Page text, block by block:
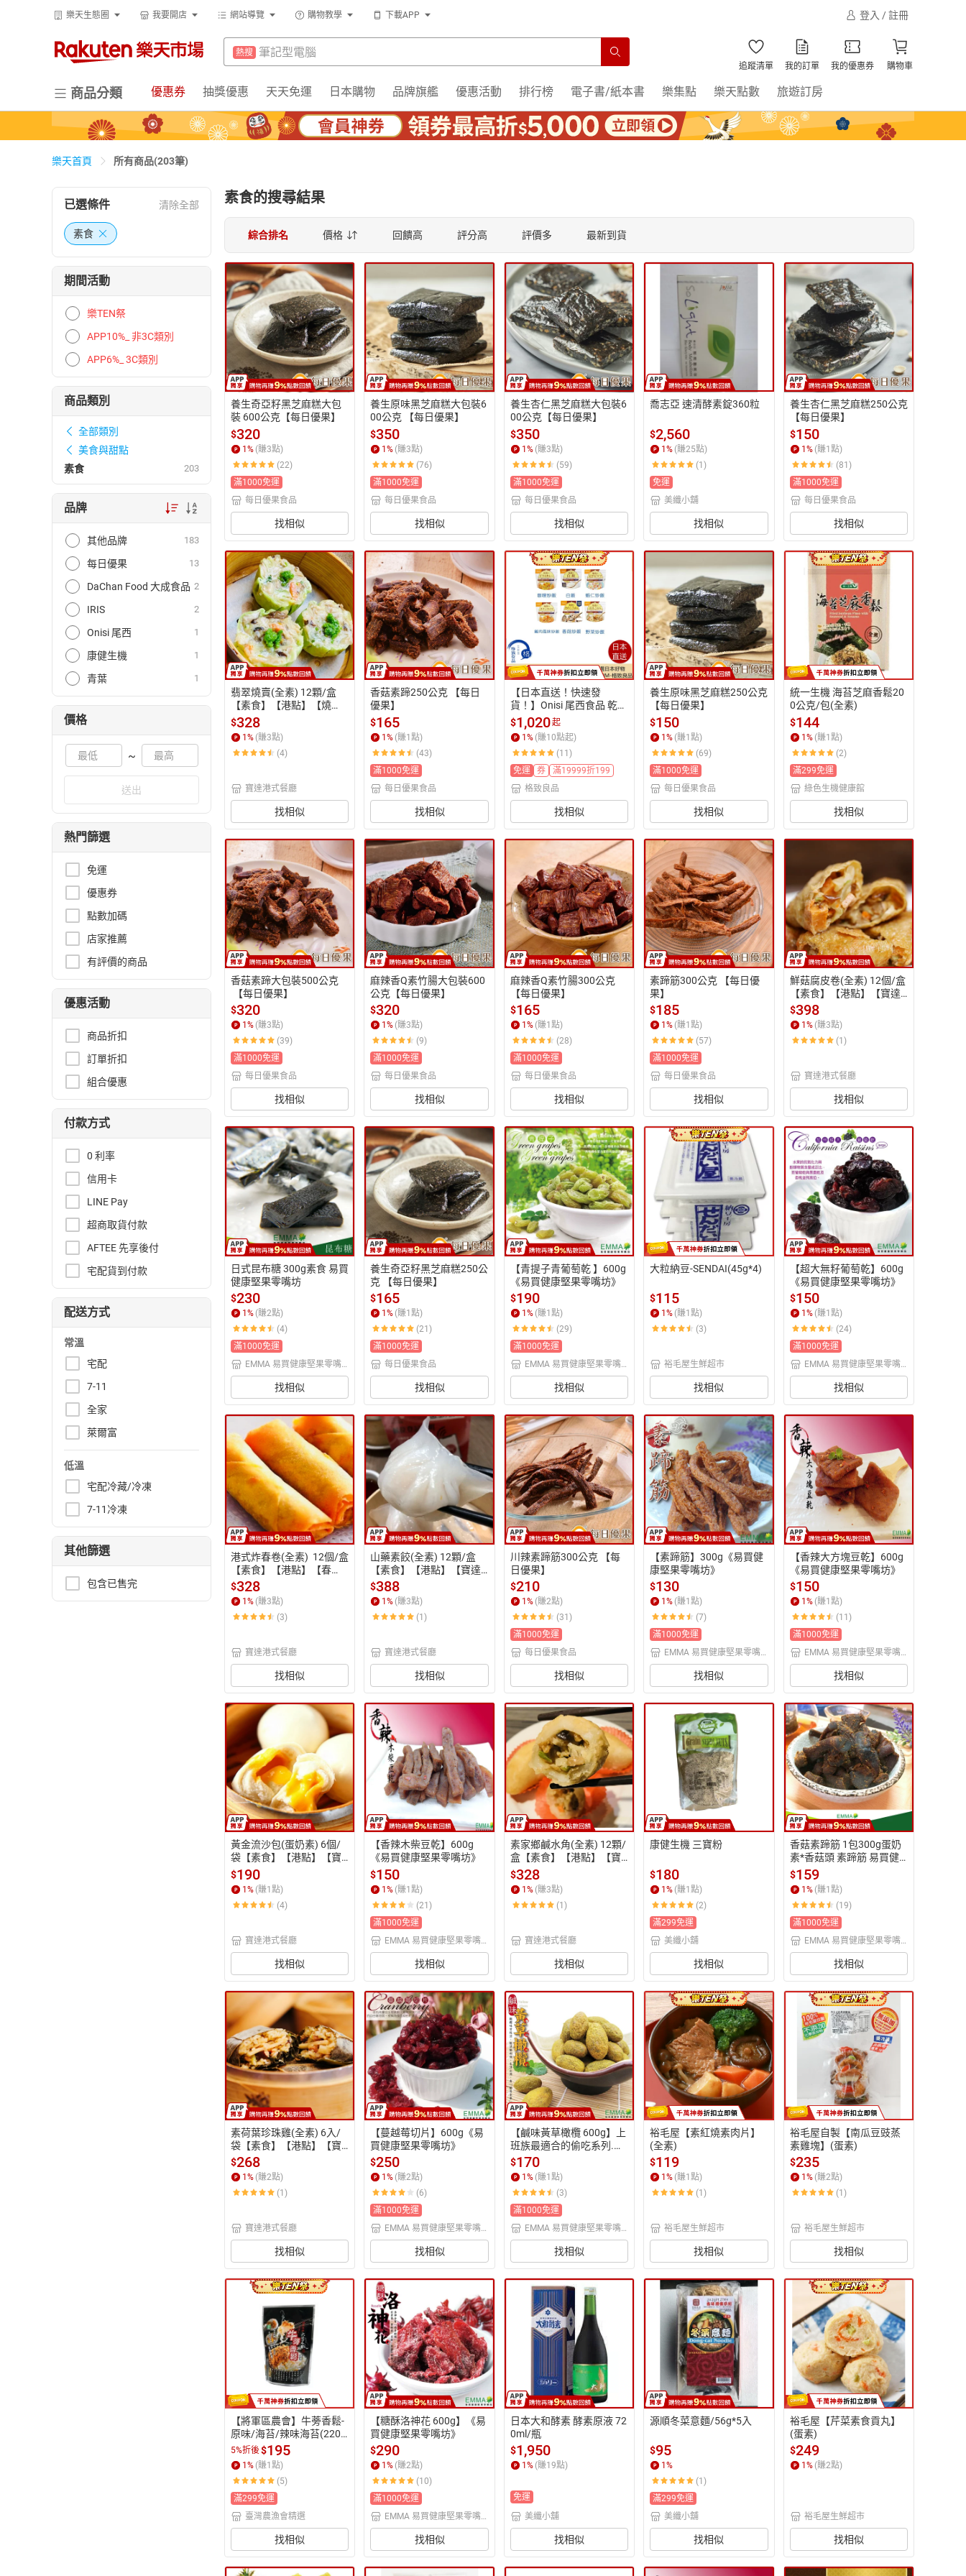
樂天生態圈 我要開店 網站導覽 購物教學 下載APP 登入 / 註冊
電動牙刷
熱搜 筆記型電腦
熱搜 抽7777點
熱搜 熱門飯店推薦
追蹤清單 我的訂單 我的優惠券 購物車
商品分類 優惠券 抽獎優惠 天天免運 日本購物 品牌旗艦 優惠活動 排行榜 電子書/紙本書 樂集點 樂天點數 旅遊訂房
熱搜 抽7777點
熱搜 熱門飯店推薦
樂天首頁 所有商品(203筆)
已選條件 清除全部
素食
期間活動
樂TEN祭
APP10%_ 非3C類別
APP6%_ 3C類別
商品類別
全部類別
美食與甜點
素食
203
品牌
其他品牌 183
每日優果 13
DaChan Food 大成食品 2
IRIS 2
Onisi 尾西 1
康健生機 1
青葉 1
價格
~
送出
熱門篩選
免運
優惠券
點數加碼
店家推薦
有評價的商品
優惠活動
商品折扣
訂單折扣
組合優惠
付款方式
0 利率
信用卡
LINE Pay
超商取貨付款
AFTEE 先享後付
宅配貨到付款
配送方式
常溫
宅配
7-11
全家
萊爾富
低溫
宅配冷藏/冷凍
7-11冷凍
其他篩選
包含已售完
素食的搜尋結果
綜合排名 價格 回饋高 評分高 評價多 最新到貨
養生奇亞籽黑芝麻糕大包
裝 600公克【每日優果】
$320
1% (賺3點)
(22)
滿1000免運
每日優果食品
找相似
養生原味黑芝麻糕大包裝6
00公克 【每日優果】
$350
1% (賺3點)
(76)
滿1000免運
每日優果食品
找相似
養生杏仁黑芝麻糕大包裝6
00公克【每日優果】
$350
1% (賺3點)
(59)
滿1000免運
每日優果食品
找相似
喬志亞 速清酵素錠360粒
$2,560
1% (賺25點)
(1)
免運
美纖小舖
找相似
養生杏仁黑芝麻糕250公克
【每日優果】
$150
1% (賺1點)
(81)
滿1000免運
每日優果食品
找相似
翡翠燒賣(全素) 12顆/盒
【素食】【港點】【燒
賣】【寶達蔬食餐廳】
【港式點心】
$328
1% (賺3點)
(4)
寶達港式餐廳
找相似
香菇素蹄250公克 【每日
優果】
$165
1% (賺1點)
(43)
滿1000免運
每日優果食品
找相似
【日本直送！快速發
貨！】Onisi 尾西食品 乾燥
飯 5年長期保存 即食飯 沖
泡米飯 登山露營 含稅空運
$1,020起
1% (賺10點起)
(11)
免運
券
滿19999折199
格致良品
找相似
養生原味黑芝麻糕250公克
【每日優果】
$150
1% (賺1點)
(69)
滿1000免運
每日優果食品
找相似
統一生機 海苔芝麻香鬆20
0公克/包(全素)
$144
1% (賺1點)
(2)
滿299免運
綠色生機健康館
找相似
香菇素蹄大包裝500公克
【每日優果】
$320
1 % (賺3點)
(39)
滿1000免運
每日優果食品
找相似
麻辣香Q素竹腸大包裝600
公克【每日優果】
$320
1% (賺3點)
(9)
滿1000免運
每日優果食品
找相似
麻辣香Q素竹腸300公克
【每日優果】
$165
1 % (賺1 點)
(28)
滿1000免運
每日優果食品
找相似
素蹄筋300公克 【每日優
果】
$185
1% (賺1點)
(57)
滿1000免運
每日優果食品
找相似
鮮菇腐皮卷(全素) 12個/盒
【素食】【港點】【寶達
蔬食餐廳】【港式點心】
$398
1 % (賺3點)
(1)
寶達港式餐廳
找相似
日式昆布糖 300g素食 易買
健康堅果零嘴坊
$230
1 % (賺2點)
(4)
滿1000免運
EMMA 易買健康堅果零嘴
坊
找相似
養生奇亞籽黑芝麻糕250公
克 【每日優果】
$165
1% (賺1點)
(21)
滿1000免運
每日優果食品
找相似
【青提子青葡萄乾 】600g
《易買健康堅果零嘴坊》
$190
1 % (賺1 點)
(29)
滿1000免運
EMMA 易買健康堅果零嘴
坊
找相似
大粒納豆-SENDAI(45g*4)
$115
1% (賺1點)
(3)
裕毛屋生鮮超市
找相似
【超大無籽葡萄乾】600g
《易買健康堅果零嘴坊》
$150
1 % (賺1 點)
(24)
滿1000免運
EMMA 易買健康堅果零嘴
坊
找相似
港式炸春卷(全素)  12個/盒
【素食】【港點】【春
卷】【寶達蔬食餐廳】
【港式點心】
$328
1 % (賺3點)
(3)
寶達港式餐廳
找相似
山藥素餃(全素) 12顆/盒
【素食】【港點】【寶達
蔬食餐廳】【港式點心】
$388
1% (賺3點)
(1)
寶達港式餐廳
找相似
川辣素蹄筋300公克 【每
日優果】
$210
1 % (賺2點)
(31)
滿1000免運
每日優果食品
找相似
【素蹄筋】300g《易買健
康堅果零嘴坊》
$130
1% (賺1點)
(7)
滿1000免運
EMMA 易買健康堅果零嘴
坊
找相似
【香辣大方塊豆乾】600g
《易買健康堅果零嘴坊》
$150
1 % (賺1 點)
(11)
滿1000免運
EMMA 易買健康堅果零嘴
坊
找相似
黃金流沙包(蛋奶素) 6個/
袋【素食】【港點】【寶
達蔬食餐廳】【包子】
$190
1% (賺1點)
(4)
寶達港式餐廳
找相似
【香辣木柴豆乾】600g
《易買健康堅果零嘴坊》
$150
1% (賺1點)
(21)
滿1000免運
EMMA 易買健康堅果零嘴
坊
找相似
素家鄉鹹水角(全素) 12顆/
盒【素食】【港點】【寶
達蔬食餐廳】【港式點
心】
$328
1% (賺3點)
(1)
寶達港式餐廳
找相似
康健生機 三寶粉
$180
1% (賺1點)
(2)
滿299免運
美纖小舖
找相似
香菇素蹄筋 1包300g蛋奶
素*香菇頭 素蹄筋 易買健
康
$159
1% (賺1點)
(19)
滿1000免運
EMMA 易買健康堅果零嘴
坊
找相似
素荷葉珍珠雞(全素) 6入/
袋【素食】【港點】【寶
達蔬食餐廳】【港式點
心】
$268
1 % (賺2點)
(1)
寶達港式餐廳
找相似
【蔓越莓切片】600g《易
買健康堅果零嘴坊》
$250
1% (賺2點)
(6)
滿1000免運
EMMA 易買健康堅果零嘴
坊
找相似
【鹹味黃草橄欖 600g】上
班族最適合的偷吃系列.挑
戰拍網最低價喔!!!《易買
健康堅果零嘴坊》
$170
1 % (賺1 點)
(3)
滿1000免運
EMMA 易買健康堅果零嘴
坊
找相似
裕毛屋【素紅燒素肉片】
(全素)
$119
1% (賺1點)
(1)
裕毛屋生鮮超市
找相似
裕毛屋自製【南瓜豆豉蒸
素雞塊】(蛋素)
$235
1 % (賺2點)
(1)
裕毛屋生鮮超市
找相似
【將軍區農會】牛蒡香鬆-
原味/海苔/辣味海苔(220
g/包)
5%折後$195
1 % (賺1 點)
(5)
滿299免運
臺灣農漁會精選
找相似
【糖酥洛神花 600g】《易
買健康堅果零嘴坊》
$290
1% (賺2點)
(10)
滿1000免運
EMMA 易買健康堅果零嘴
坊
找相似
日本大和酵素 酵素原液 72
0ml/瓶
$1,950
1 % (賺19點)
免運
美纖小舖
找相似
源順冬菜意麵/56g*5入
$95
1%
(1)
滿299免運
美纖小舖
找相似
裕毛屋【芹菜素食貢丸】
(蛋素)
$249
1 % (賺2點)
裕毛屋生鮮超市
找相似